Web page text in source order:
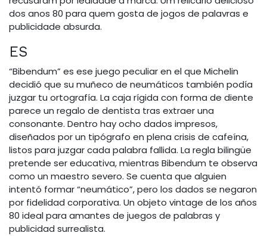
dos anos 80 para quem gosta de jogos de palavras e
publicidade absurda.
ES
“Bibendum” es ese juego peculiar en el que Michelin
decidió que su muñeco de neumáticos también podía
juzgar tu ortografía. La caja rígida con forma de diente
parece un regalo de dentista tras extraer una
consonante. Dentro hay ocho dados impresos,
diseñados por un tipógrafo en plena crisis de cafeína,
listos para juzgar cada palabra fallida. La regla bilingüe
pretende ser educativa, mientras Bibendum te observa
como un maestro severo. Se cuenta que alguien
intentó formar “neumático”, pero los dados se negaron
por fidelidad corporativa. Un objeto vintage de los años
80 ideal para amantes de juegos de palabras y
publicidad surrealista.